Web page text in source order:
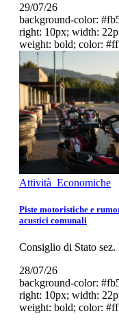
29/07/26
background-color:
right: 10px; width:
weight: bold; color:
Attività Economiche
Piste motoristiche e
acustici comunali
Consiglio di Stato
28/07/26
background-color:
right: 10px; width:
weight: bold; color: